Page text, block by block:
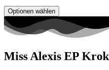
Optionen wählen
Miss Alexis EP